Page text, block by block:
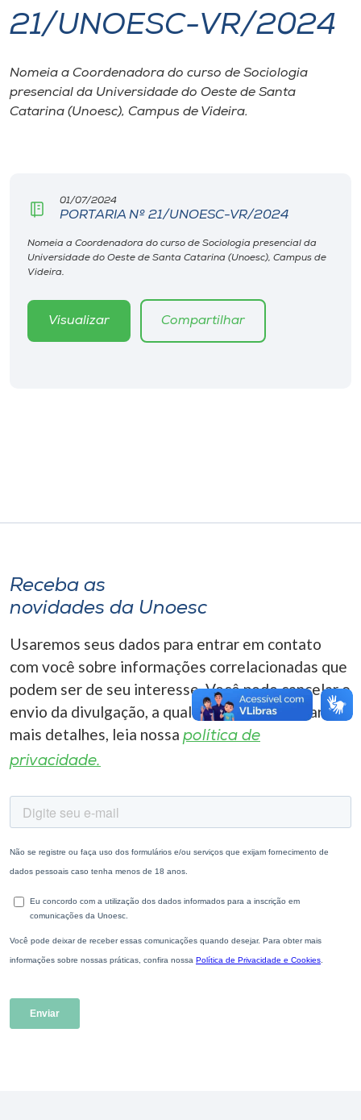
I.nova
Diplomados
Editora
Rádio
o idioma
A-
21/UNOESC-VR/2024
Nomeia a Coordenadora do curso de Sociologia
presencial da Universidade do Oeste de Santa
Catarina (Unoesc), Campus de Videira.
01/07/2024
PORTARIA Nº 21/UNOESC-VR/2024
Nomeia a Coordenadora do curso de Sociologia presencial da
Universidade do Oeste de Santa Catarina (Unoesc), Campus de
Videira.
Visualizar Compartilhar
Receba as
novidades da Unoesc
Usaremos seus dados para entrar em contato
com você sobre informações correlacionadas que
podem ser de seu interesse. Você pode cancelar o
envio da divulgação, a qualquer momento. Para
mais detalhes, leia nossa política de
privacidade.